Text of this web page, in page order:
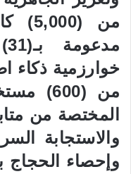
خوارزمية ذكاء
من
المختصة من
والاستجابة
وإحصاء الحجاج